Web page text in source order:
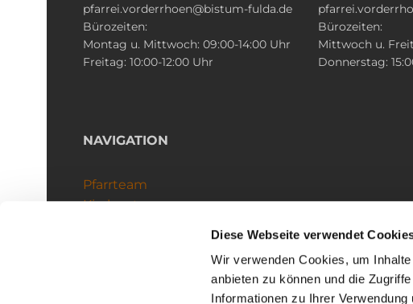
Diese Webseite verwendet
Wir verwenden Cookies, um
anbieten zu können und die
Informationen zu Ihrer
pfarrei.vorderrhoen@bistum-fulda.de
Bürozeiten:
Montag u. Mittwoch: 09:00-14:00 Uhr
Freitag: 10:00-12:00 Uhr
Bürozeiten:
Mittwoch u.
Donnerstag:
NAVIGATION
Pfarrteam
Kirchenteams